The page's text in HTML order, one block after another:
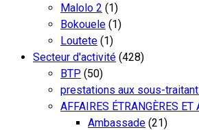
Malolo 2 (1)
Bokouele (1)
Loutete (1)
Secteur d'activité (428)
BTP (50)
prestations aux sous-
AFFAIRES ÉTRANGÈRES
Ambassade (21)